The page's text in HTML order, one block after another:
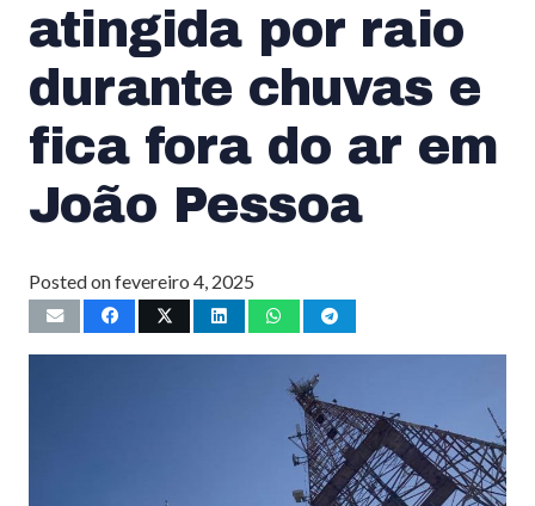
atingida por raio
durante chuvas e
fica fora do ar em
João Pessoa
Posted onfevereiro 4, 2025